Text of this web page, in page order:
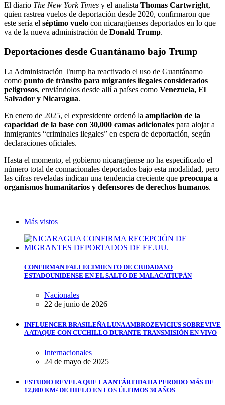
El diario The New York Times y el analista Thomas Cartwright,
quien rastrea vuelos de deportación desde 2020, confirmaron que
este sería el séptimo vuelo con nicaragüenses deportados en lo que
va de la nueva administración de Donald Trump.
Deportaciones desde Guantánamo bajo Trump
La Administración Trump ha reactivado el uso de Guantánamo
como punto de tránsito para migrantes ilegales considerados
peligrosos, enviándolos desde allí a países como Venezuela, El
Salvador y Nicaragua.
En enero de 2025, el expresidente ordenó la ampliación de la
capacidad de la base con 30,000 camas adicionales para alojar a
inmigrantes “criminales ilegales” en espera de deportación, según
declaraciones oficiales.
Hasta el momento, el gobierno nicaragüense no ha especificado el
número total de connacionales deportados bajo esta modalidad, pero
las cifras reveladas indican una tendencia creciente que preocupa a
organismos humanitarios y defensores de derechos humanos.
Más vistos
CONFIRMAN FALLECIMIENTO DE CIUDADANO
ESTADOUNIDENSE EN EL SALTO DE MALACATIUPÁN
Nacionales
22 de junio de 2026
INFLUENCER BRASILEÑA LUNA AMBROZEVICIUS SOBREVIVE
A ATAQUE CON CUCHILLO DURANTE TRANSMISIÓN EN VIVO
Internacionales
24 de mayo de 2025
ESTUDIO REVELA QUE LA ANTÁRTIDA HA PERDIDO MÁS DE
12,800 KM² DE HIELO EN LOS ÚLTIMOS 30 AÑOS